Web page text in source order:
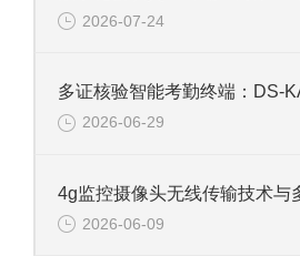
2026-07-24
2026-06-29
2026-06-09